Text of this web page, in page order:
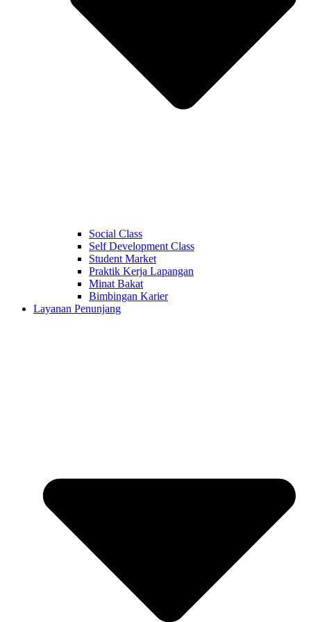
Social Class
Self Development Class
Student Market
Praktik Kerja Lapangan
Minat Bakat
Bimbingan Karier
Layanan Penunjang